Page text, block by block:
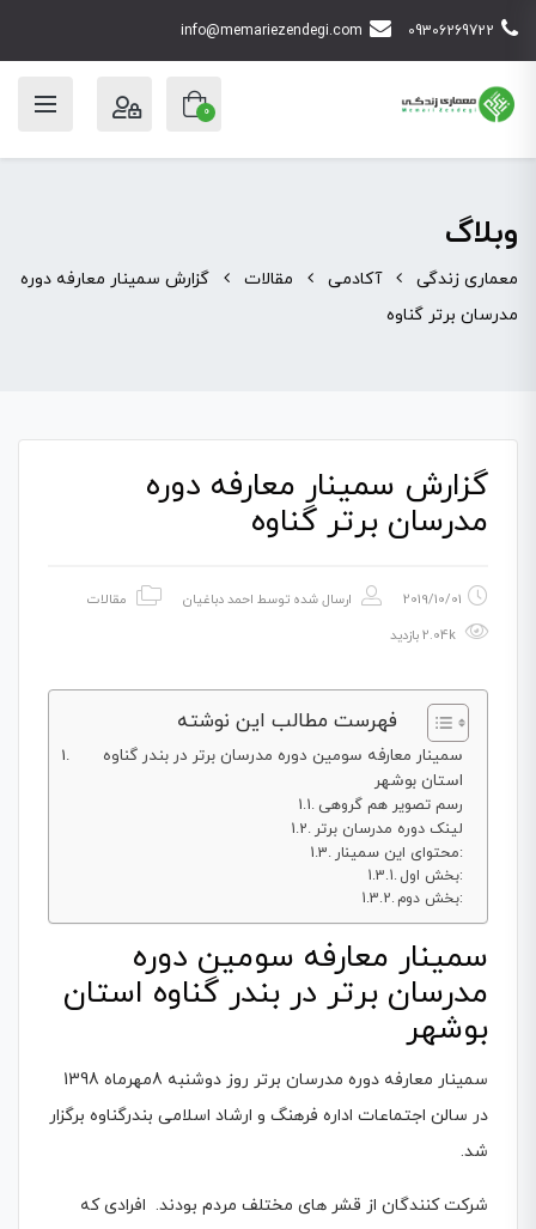
09306269722
info@memariezendegi.com
0
وبلاگ
معماری زندگی آکادمی مقالات
گزارش سمینار معارفه دوره
مدرسان برتر گناوه
گزارش سمینار معارفه دوره
مدرسان برتر گناوه
2019/10/01 ارسال شده توسط احمد دباغیان
مقالات
فهرست مطالب این نوشته
سمینار معارفه سومین دوره مدرسان برتر در بندر گناوه
استان بوشهر
رسم تصویر هم گروهی
لینک دوره مدرسان برتر
محتوای این سمینار:
بخش اول:
بخش دوم:
سمینار معارفه سومین دوره
مدرسان برتر در بندر گناوه استان
بوشهر
سمینار معارفه دوره مدرسان برتر روز دوشنبه 8مهرماه 1398
در سالن اجتماعات اداره فرهنگ و ارشاد اسلامی بندرگناوه برگزار
شد.
شرکت کنندگان از قشر های مختلف مردم بودند. افرادی که